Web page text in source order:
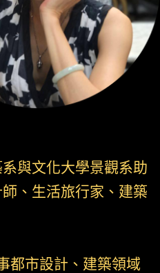
與文化大學景觀系助
、生活旅行家、建築
都市設計、建築領域